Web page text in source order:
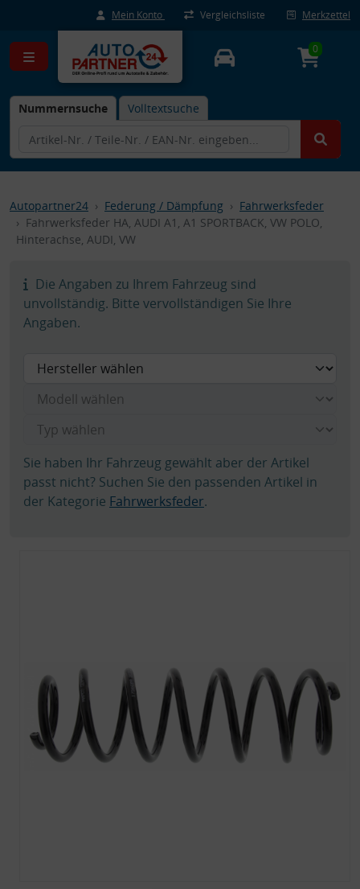
Mein Konto Vergleichsliste Merkzettel
Nummernsuche Volltextsuche
0
Autopartner24 Federung / Dämpfung
Fahrwerksfeder
Fahrwerksfeder HA, AUDI A1, A1 SPORTBACK, VW POLO,
Hinterachse, AUDI, VW
Die Angaben zu Ihrem Fahrzeug sind
unvollständig. Bitte vervollständigen Sie Ihre
Angaben.
Sie haben Ihr Fahrzeug gewählt aber der Artikel
passt nicht? Suchen Sie den passenden Artikel in
der Kategorie Fahrwerksfeder.